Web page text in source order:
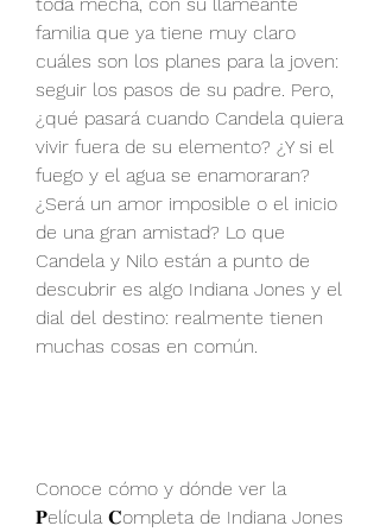
familia que ya tiene muy claro
cuáles son los planes para la joven:
seguir los pasos de su padre. Pero,
¿qué pasará cuando Candela quiera
vivir fuera de su elemento? ¿Y si el
fuego y el agua se enamoraran?
¿Será un amor imposible o el inicio
de una gran amistad? Lo que
Candela y Nilo están a punto de
descubrir es algo Indiana Jones y el
dial del destino: realmente tienen
muchas cosas en común.
Conoce cómo y dónde ver la
𝐏elícula 𝐂ompleta de Indiana Jones